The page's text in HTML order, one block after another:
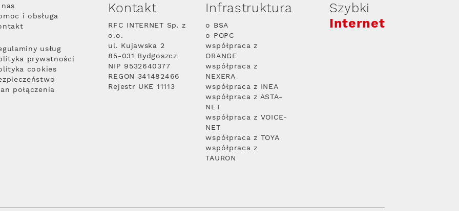
i obsługa
usług
prywatności
cookies
połączenia
Kontakt
RFC INTERNET Sp. z
o.o.
ul. Kujawska 2
85-031 Bydgoszcz
NIP 9532640377
REGON 341482466
Rejestr UKE 11113
Infrastruktura
o BSA
o POPC
współpraca z
ORANGE
współpraca z
NEXERA
współpraca z INEA
współpraca z ASTA-
NET
współpraca z VOICE-
NET
współpraca z TOYA
współpraca z
TAURON
Szybki
Internet